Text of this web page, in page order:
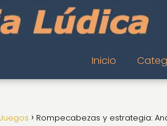
Inicio
Rompecabezas y estrategia: